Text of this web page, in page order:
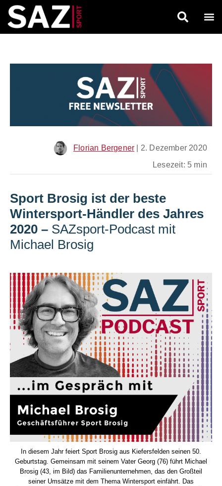
Florian Bergener
2. Dezember 2020
Lesezeit: 5 min
Sport Brosig ist der beste
Wintersport-Händler des Jahres
2020 – SAZsport-Podcast mit
Michael Brosig
In diesem Jahr feiert Sport Brosig aus Kiefersfelden seinen 50.
Geburtstag. Gemeinsam mit seinem Vater Georg (76) führt Michael
Brosig (43, im Bild) das Familienunternehmen, das den Großteil
seiner Umsätze mit dem Thema Wintersport einfährt. Das